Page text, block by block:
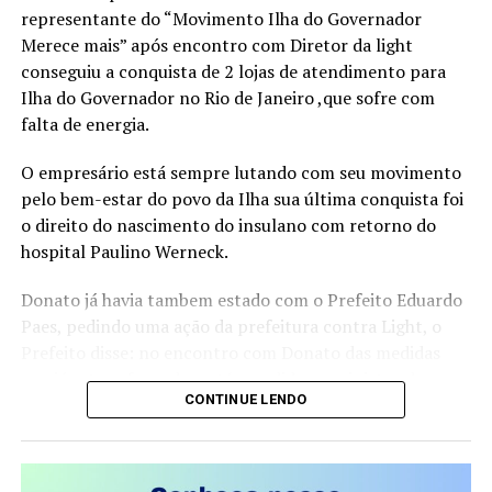
Consistente. Juntos, esses pilares funcionam como um
guia para profissionais que buscam direcionamento e
protagonismo em um mercado cada vez mais dinâmico e
competitivo.
profissional que não apenas traga sucesso, mas que
também gere liberdade para tomar decisões alinhadas
aos próprios valores e, acima de tudo, uma valorização
real, que vai além do salário ou do título no cartão de
Além de compartilhar sua própria transformação, da
atuação como conselheira empresarial, Mirella discute
temas sensíveis como a desconexão entre identidade e
crachá, a sobrecarga emocional no ambiente
corporativo e os impactos da falta de planejamento na
representante do “Movimento Ilha do Governador
Merece mais” após encontro com Diretor da light
conseguiu a conquista de 2 lojas de atendimento para
Ilha do Governador no Rio de Janeiro ,que sofre com
falta de energia.
O empresário está sempre lutando com seu movimento
pelo bem-estar do povo da Ilha sua última conquista foi
o direito do nascimento do insulano com retorno do
hospital Paulino Werneck.
Donato já havia tambem estado com o Prefeito Eduardo
Paes, pedindo uma ação da prefeitura contra Light, o
que já estava fazendo e até o pedido ao ministro de
Minas e Energia de rever a concessão da Light, e a
com o prejuízo da falta de energia.
CONTINUE LENDO